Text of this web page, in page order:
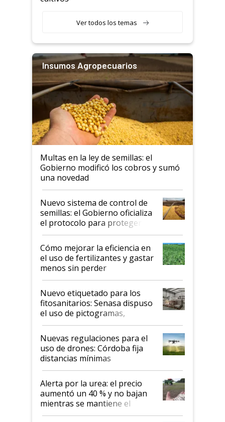
Ver todos los temas
Insumos Agropecuarios
Multas en la ley de semillas: el
Gobierno modificó los cobros y sumó
una novedad
Nuevo sistema de control de
semillas: el Gobierno oficializa
el protocolo para proteger la
propiedad intelectual
Cómo mejorar la eficiencia en
el uso de fertilizantes y gastar
menos sin perder
productividad en la campaña
fina
Nuevo etiquetado para los
fitosanitarios: Senasa dispuso
el uso de pictogramas,
palabras de advertencia e
indicaciones
Nuevas regulaciones para el
uso de drones: Córdoba fija
distancias mínimas
Alerta por la urea: el precio
aumentó un 40 % y no bajan
mientras se mantiene el
conflicto en Medio Oriente